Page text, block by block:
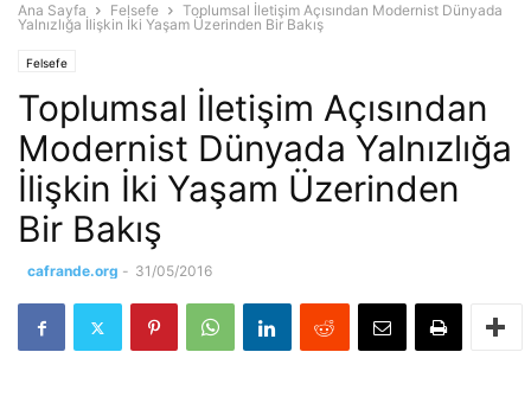
Ana Sayfa Felsefe
Toplumsal İletişim Açısından Modernist Dünyada
Yalnızlığa İlişkin İki Yaşam Üzerinden Bir Bakış
Felsefe
Toplumsal İletişim Açısından
Modernist Dünyada Yalnızlığa
İlişkin İki Yaşam Üzerinden
Bir Bakış
cafrande.org - 31/05/2016